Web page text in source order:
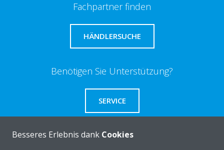
Fachpartner finden
HÄNDLERSUCHE
Benötigen Sie Unterstützung?
SERVICE
Besseres Erlebnis dank Cookies